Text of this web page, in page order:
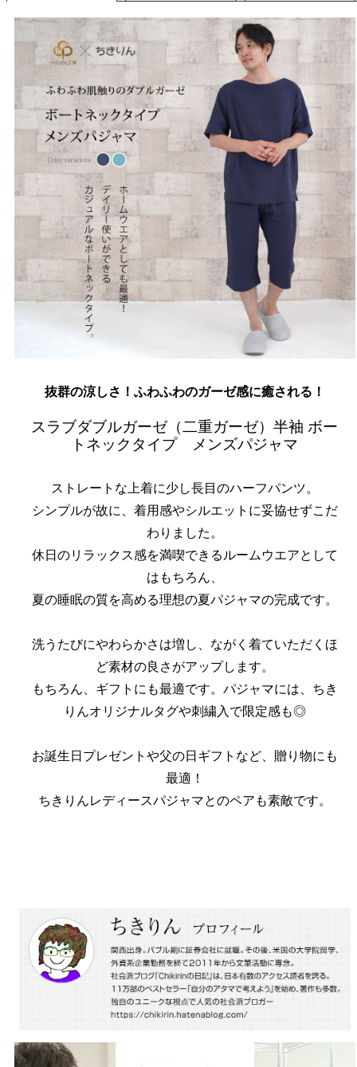
抜群の涼しさ！ふわふわのガーゼ感に癒される！
スラブダブルガーゼ（二重ガーゼ）半袖 ボー
トネックタイプ メンズパジャマ
ストレートな上着に少し長目のハーフパンツ。
シンプルが故に、着用感やシルエットに妥協せずこだ
わりました。
休日のリラックス感を満喫できるルームウエアとして
はもちろん、
夏の睡眠の質を高める理想の夏パジャマの完成です。
洗うたびにやわらかさは増し、ながく着ていただくほ
ど素材の良さがアップします。
もちろん、ギフトにも最適です。パジャマには、ちき
りんオリジナルタグや刺繍入で限定感も◎
お誕生日プレゼントや父の日ギフトなど、贈り物にも
最適！
ちきりんレディースパジャマとのペアも素敵です。